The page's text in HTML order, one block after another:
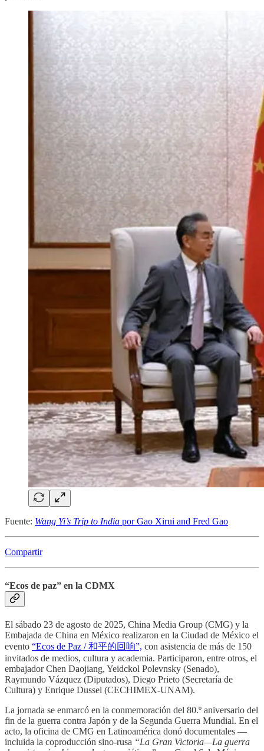
Fuente: Wang Yi’s Trip to India por Gao Xirui and Fred Gao
Compartir
“Ecos de paz” en la CDMX
El sábado 23 de agosto de 2025, China Media Group (CMG) y la
Embajada de China en México realizaron en la Ciudad de México el
evento “Ecos de Paz / 和平的回响”, con asistencia de más de 150
invitados de medios, cultura y academia. Participaron, entre otros, el
embajador Chen Daojiang, Yeidckol Polevnsky (Senado),
Raymundo Vázquez (Diputados), Diego Prieto (Secretaría de
Cultura) y Enrique Dussel (CECHIMEX-UNAM).
La jornada se enmarcó en la conmemoración del 80.º aniversario del
fin de la guerra contra Japón y de la Segunda Guerra Mundial. En el
acto, la oficina de CMG en Latinoamérica donó documentales —
incluida la coproducción sino-rusa “La Gran Victoria—La guerra